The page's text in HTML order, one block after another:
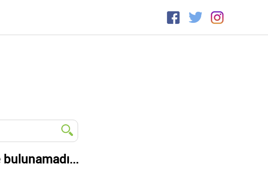
bulunamadı...